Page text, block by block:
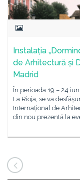
Instalația
de Arhitectură și
Madrid
În perioada 19 – 24
La Rioja, se va
Internațional de
din nou prezentă la